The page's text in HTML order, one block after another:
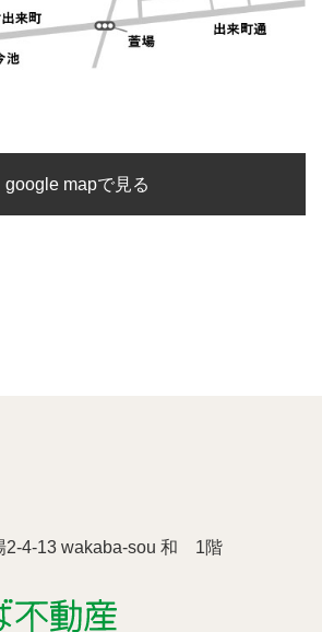
google mapで見る
2-4-13 wakaba-sou 和 1階